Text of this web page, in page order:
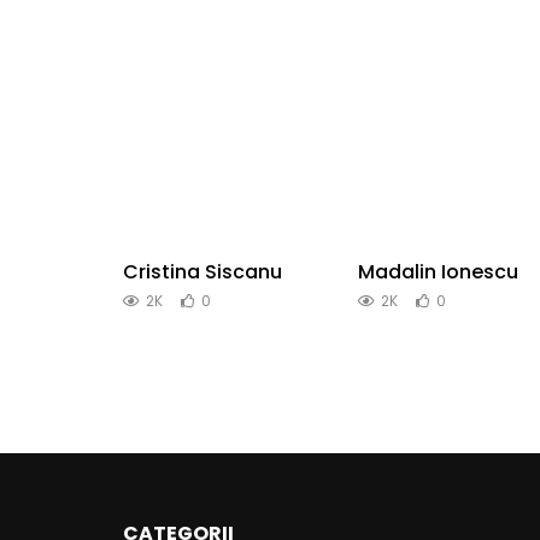
Cristina Siscanu
2K 0
Madalin Ionescu
2K 0
CATEGORII